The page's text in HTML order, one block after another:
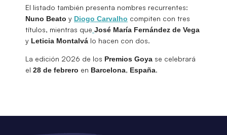
El listado también presenta nombres recurrentes:
Nuno Beato y Diogo Carvalho compiten con tres
títulos, mientras que José María Fernández de Vega
y Leticia Montalvá lo hacen con dos.
La edición 2026 de los Premios Goya se celebrará
el 28 de febrero en Barcelona, España.